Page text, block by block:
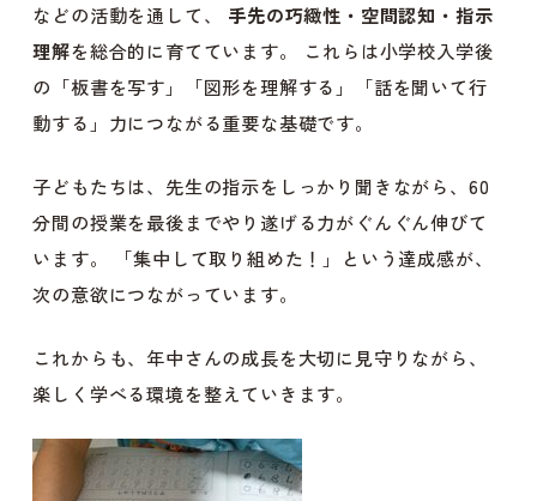
などの活動を通して、 手先の巧緻性・空間認知・指示
理解を総合的に育てています。 これらは小学校入学後
の「板書を写す」「図形を理解する」「話を聞いて行
動する」力につながる重要な基礎です。
子どもたちは、先生の指示をしっかり聞きながら、60
分間の授業を最後までやり遂げる力がぐんぐん伸びて
います。 「集中して取り組めた！」という達成感が、
次の意欲につながっています。
これからも、年中さんの成長を大切に見守りながら、
楽しく学べる環境を整えていきます。